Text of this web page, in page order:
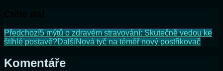
Předchozí5 mýtů o zdravém stravování: Skutečně vedou ke
štíhlé postavě?DalšíNová tyč na téměř nový postřikovač
Komentáře